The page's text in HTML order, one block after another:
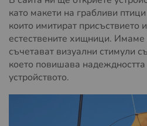
като макети на грабливи
които имитират присъствието
естествените хищници. Имаме
съчетават визуални стимули
което повишава надеждността
устройството.